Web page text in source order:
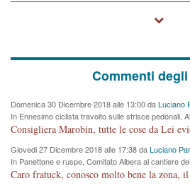
Commenti
Domenica 30 Dicembre 2018 alle 13:00 daLuciano
In Ennesimo ciclista travolto sulle strisce pedonali,
Comune si svegli"
Giovedi 27 Dicembre 2018 alle 17:38 daLuciano
In Panettone e ruspe, Comitato Albera al cantiere
cronoprogramma"